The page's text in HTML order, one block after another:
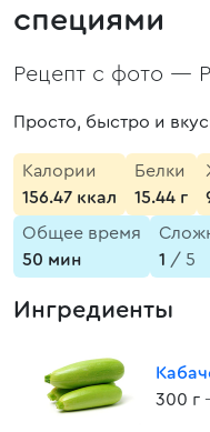
специями
Рецепт с фото —
Просто, быстро и
Калории
156.47 ккал
Белки
15.44 г
Общее время
50 мин
1 / 5
Ингредиенты
300 г